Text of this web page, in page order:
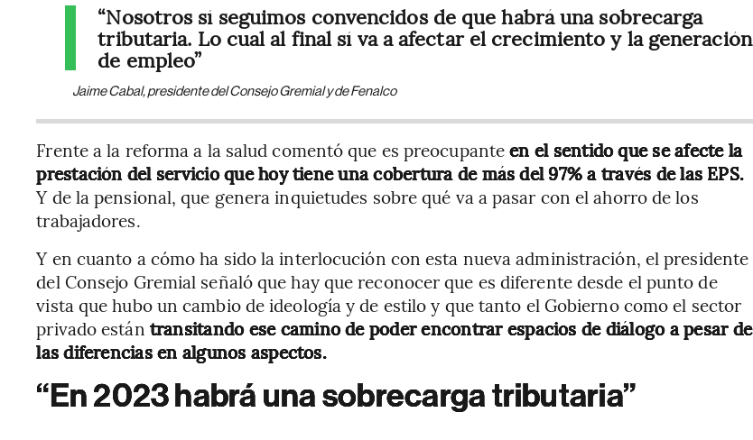
“Nosotros sí seguimos convencidos de que habrá una sobrecarga
tributaria. Lo cual al final sí va a afectar el crecimiento y la generación
de empleo”
Jaime Cabal, presidente del Consejo Gremial y de Fenalco
Frente a la reforma a la salud comentó que es preocupanteen el sentido que se afecte la
prestación del servicio que hoy tiene una cobertura de más del 97% a través de las EPS.
Y de la pensional, que genera inquietudes sobre qué va a pasar con el ahorro de los
trabajadores.
Y en cuanto a cómo ha sido la interlocución con esta nueva administración, el presidente
del Consejo Gremial señaló que hay que reconocer que es diferente desde el punto de
vista que hubo un cambio de ideología y de estilo y que tanto el Gobierno como el sector
privado están transitando ese camino de poder encontrar espacios de diálogo a pesar de
las diferencias en algunos aspectos.
“En 2023 habrá una sobrecarga tributaria”